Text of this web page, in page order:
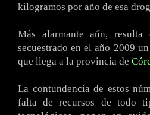
kilogramos por año de esa
Más alarmante aún,
secuestrado en el año 2009
que llega a la provincia de
La contundencia de estos
falta de recursos de todo